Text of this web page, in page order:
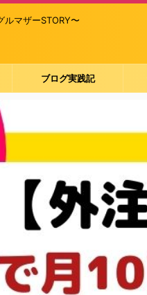
ルマザーSTORY〜
ブログ実践記